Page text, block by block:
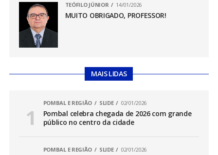
TEÓFILO JÚNIOR 14/01/2026
MUITO OBRIGADO, PROFESSOR!
MAIS LIDAS
POMBAL E REGIÃO SLIDE 02/01/2026
Pombal celebra chegada de 2026 com grande
público no centro da cidade
POMBAL E REGIÃO SLIDE 02/01/2026